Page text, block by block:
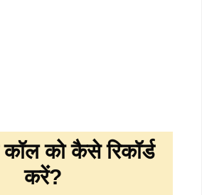
कॉल को कैसे रिकॉर्ड
करें?